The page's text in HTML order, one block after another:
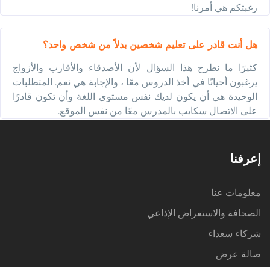
رغبتكم هي أمرنا!
هل أنت قادر على تعليم شخصين بدلاً من شخص واحد؟
كثيرًا ما نطرح هذا السؤال لأن الأصدقاء والأقارب والأزواج
يرغبون أحيانًا في أخذ الدروس معًا ، والإجابة هي نعم. المتطلبات
الوحيدة هي أن يكون لديك نفس مستوى اللغة وأن تكون قادرًا
على الاتصال سكايب بالمدرس معًا من نفس الموقع.
إعرفنا
معلومات عنا
الصحافة والاستعراض الإذاعي
شركاء سعداء
صالة عرض